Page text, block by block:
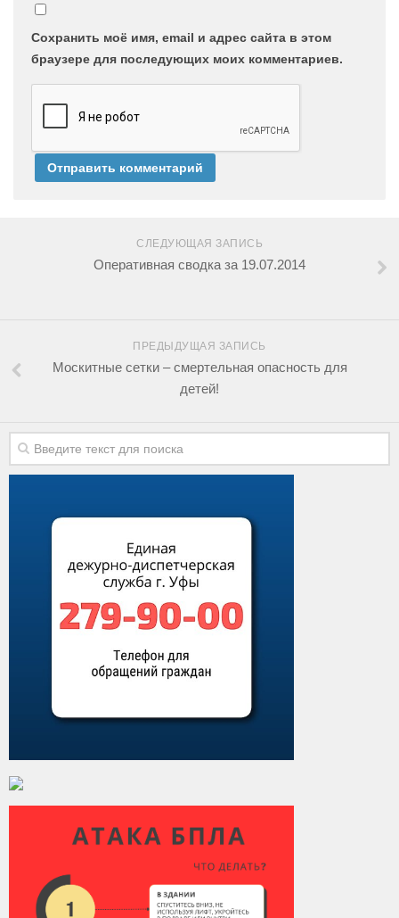
Сохранить моё имя, email и адрес сайта в этом
браузере для последующих моих комментариев.
СЛЕДУЮЩАЯ ЗАПИСЬ
Оперативная сводка за 19.07.2014
ПРЕДЫДУЩАЯ ЗАПИСЬ
Москитные сетки – смертельная опасность для
детей!